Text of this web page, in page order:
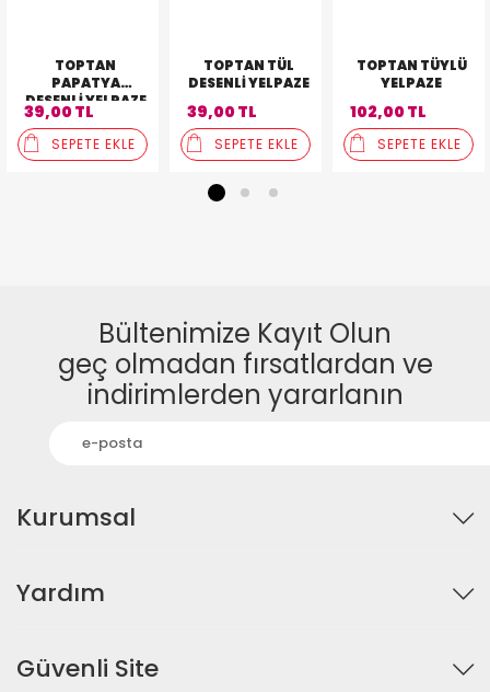
TOPTAN
PAPATYA
DESENLI YELPAZE
39,00 TL
SEPETE EKLE
TOPTAN TÜL
DESENLI YELPAZE
39,00 TL
SEPETE EKLE
TOPTAN TÜYLÜ
YELPAZE
102,00 TL
SEPETE EKLE
2 3
Bültenimize Kayıt Olun
geç olmadan fırsatlardan ve
indirimlerden yararlanın
Kurumsal
Yardım
Güvenli Site